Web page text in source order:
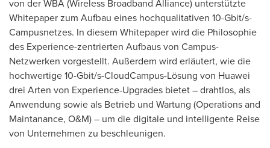
von der WBA (Wireless Broadband Alliance) unterstützte
Whitepaper zum Aufbau eines hochqualitativen 10-Gbit/s-
Campusnetzes. In diesem Whitepaper wird die Philosophie
des Experience-zentrierten Aufbaus von Campus-
Netzwerken vorgestellt. Außerdem wird erläutert, wie die
hochwertige 10-Gbit/s-CloudCampus-Lösung von Huawei
drei Arten von Experience-Upgrades bietet – drahtlos, als
Anwendung sowie als Betrieb und Wartung (Operations and
Maintanance, O&M) – um die digitale und intelligente Reise
von Unternehmen zu beschleunigen.